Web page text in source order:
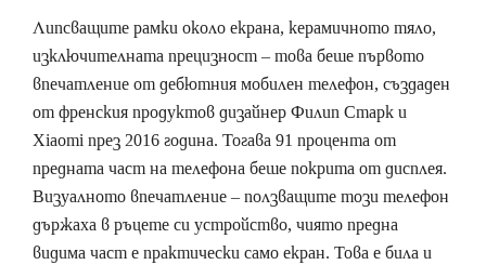
Липсващите рамки около екрана, керамичното тяло,
изключителната прецизност – това беше първото
впечатление от дебютния мобилен телефон, създаден
от френския продуктов дизайнер Филип Старк и
Xiaomi през 2016 година. Тогава 91 процента от
предната част на телефона беше покрита от дисплея.
Визуалното впечатление – ползващите този телефон
държаха в ръцете си устройство, чиято предна
видима част е практически само екран. Това е била и